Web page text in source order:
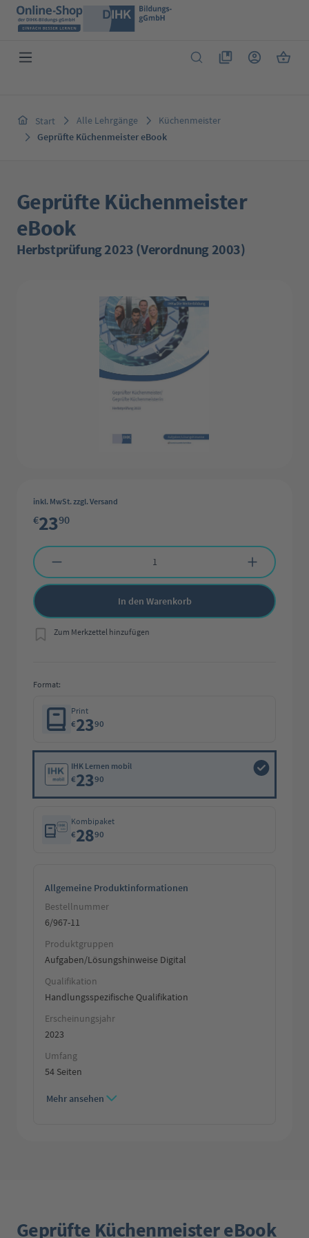
Zum Hauptinhalt springen
Du hast 0 Produkte
Start Alle Lehrgänge
Küchenmeister
Geprüfte Küchenmeister eBook
Geprüfte Küchenmeister
eBook
Herbstprüfung 2023 (Verordnung 2003)
inkl. MwSt. zzgl. Versand
€2390
Produkt Anzahl: Gib den gewünschten Wert ein oder benutze die
In den Warenkorb
Zum Merkzettel hinzufügen
Format:
Print
€2390
IHK Lernen mobil
€2390
Kombipaket
€2890
Allgemeine Produktinformationen
Bestellnummer
6/967-11
Produktgruppen
Aufgaben/Lösungshinweise Digital
Qualifikation
Handlungsspezifische Qualifikation
Erscheinungsjahr
2023
Umfang
54 Seiten
Mehr ansehen
Geprüfte Küchenmeister eBook